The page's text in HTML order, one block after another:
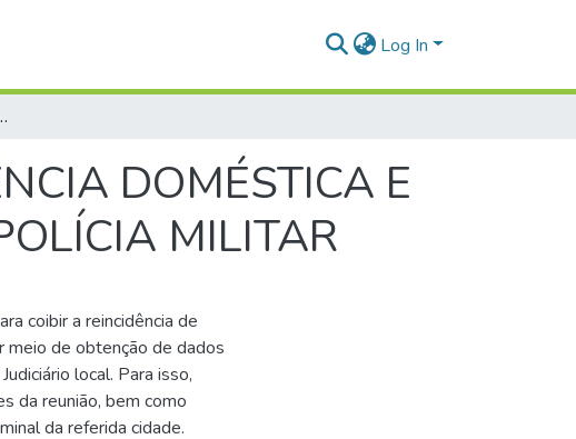
Log In
NA ATUAÇÃO DA POLÍCIA MILITAR
DOMÉSTICA E
MILITAR
coibir a reincidência de
meio de obtenção de dados
local. Para isso,
da reunião, bem como
da referida cidade.